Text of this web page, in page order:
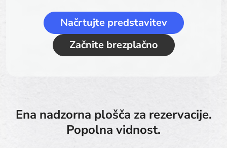
Načrtujte predstavitev
Začnite brezplačno
Ena nadzorna plošča za rezervacije.
Popolna vidnost.